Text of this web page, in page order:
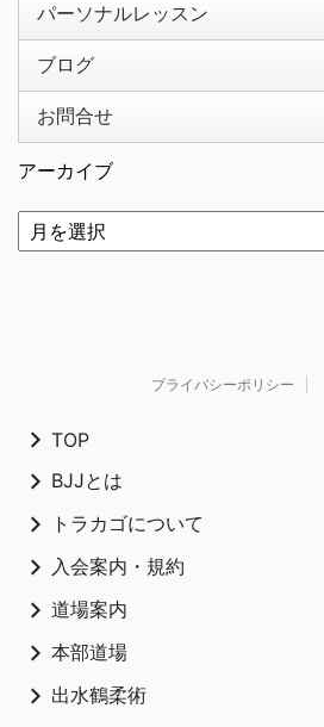
パーソナルレッスン
ブログ
お問合せ
アーカイブ
プライバシーポリシー
TOP
BJJとは
トラカゴについて
入会案内・規約
道場案内
本部道場
出水鶴柔術